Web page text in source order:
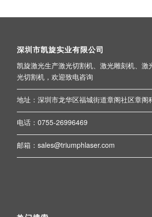
深圳市凯旋实业有限公司
凯旋激光生产激光切割机、激光雕刻机、激
光切割机，欢迎致电咨询
地址：深圳市龙华区福城街道章阁社区章阁
电话：0755-26996469
邮箱：sales@triumphlaser.com